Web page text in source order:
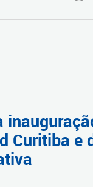
Curitiba e